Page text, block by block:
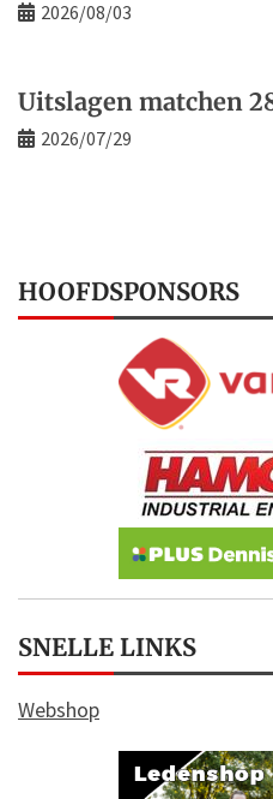
2026/08/03
Uitslagen matchen
2026/07/29
HOOFDSPONSORS
SNELLE LINKS
Webshop